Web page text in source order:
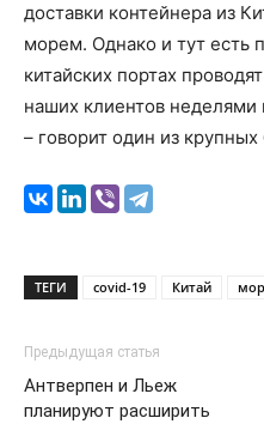
доставки контейнера из
морем. Однако и тут есть
китайских портах
наших клиентов
– говорит один из
ТЕГИ covid-19 Китай
Предыдущая статья
Антверпен и Льеж
планируют расширить